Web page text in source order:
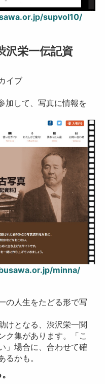
supvol10/
沢栄一伝記資
イブ
して、写真に情報を
minna/
の人生をたどる形で写
けとなる、渋沢栄一関
ク集があります。「こ
」場合に、合わせて確
かも。